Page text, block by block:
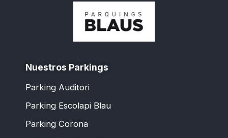
Nuestros Parkings
Parking Auditori
Parking Escolapi Blau
Parking Corona